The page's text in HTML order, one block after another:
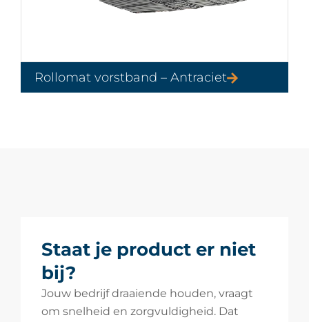
Rollomat vorstband – Antraciet
Staat je product er niet
bij?
Jouw bedrijf draaiende houden, vraagt
om snelheid en zorgvuldigheid. Dat